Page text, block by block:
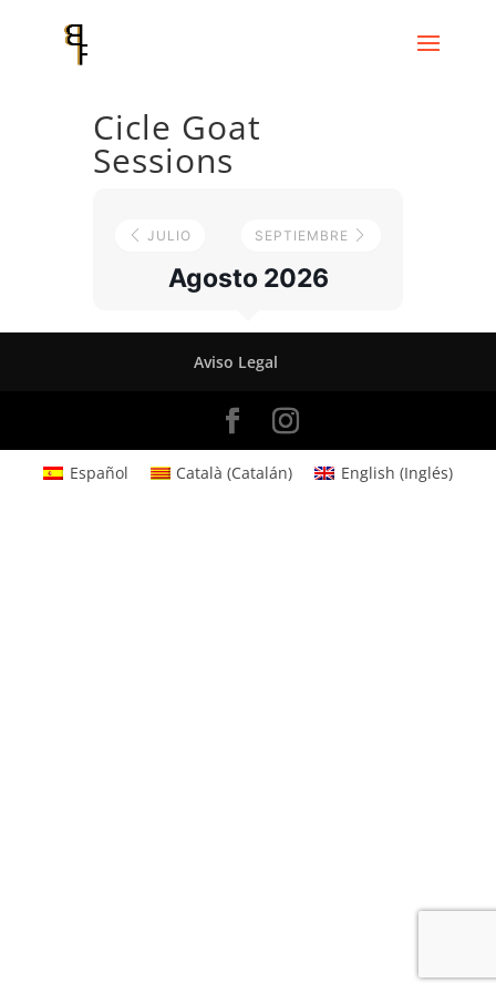
Cicle Goat
Sessions
JULIO
Agosto 2026
SEPTIEMBRE
Aviso Legal
Español Català (Catalán) English (Inglés)